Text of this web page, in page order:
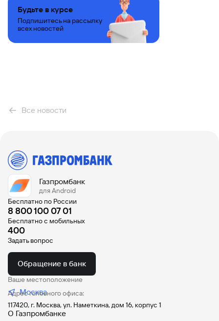
Все новости
Будьте в курсе
Подпишитесь на рассылку
всех новостей
Газпромбанк
для Android
Бесплатно по России
8 800 100 07 01
Бесплатно с мобильных
400
Задать вопрос
Обращение в банк
Ваше местоположение
Москва
Адрес головного офиса:
117420, г. Москва, ул. Наметкина, дом 16, корпус 1
О Газпромбанке